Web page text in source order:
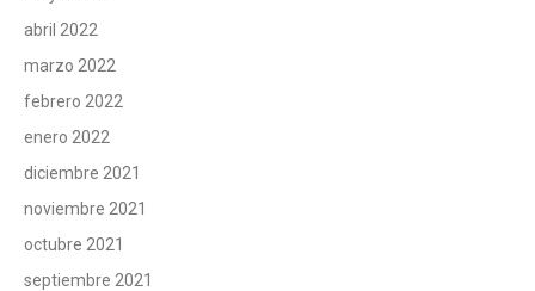
abril 2022
marzo 2022
febrero 2022
enero 2022
diciembre 2021
noviembre 2021
octubre 2021
septiembre 2021